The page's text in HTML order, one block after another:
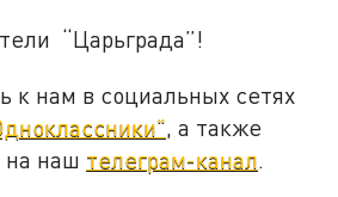
“Царьграда”!
к нам в социальных сетях
, а также
на наш телеграм-канал